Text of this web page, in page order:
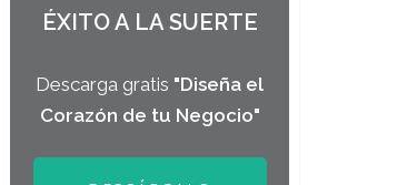
ÉXITO A LA SUERTE
Descarga gratis "Diseña el
Corazón de tu Negocio"